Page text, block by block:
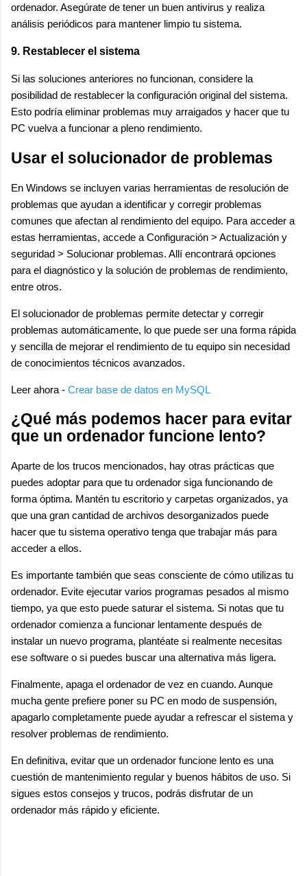
ordenador. Asegúrate de tener un buen antivirus y realiza
análisis periódicos para mantener limpio tu sistema.
9. Restablecer el sistema
Si las soluciones anteriores no funcionan, considere la
posibilidad de restablecer la configuración original del sistema.
Esto podría eliminar problemas muy arraigados y hacer que tu
PC vuelva a funcionar a pleno rendimiento.
Usar el solucionador de problemas
En Windows se incluyen varias herramientas de resolución de
problemas que ayudan a identificar y corregir problemas
comunes que afectan al rendimiento del equipo. Para acceder a
estas herramientas, accede a Configuración > Actualización y
seguridad > Solucionar problemas. Allí encontrará opciones
para el diagnóstico y la solución de problemas de rendimiento,
entre otros.
El solucionador de problemas permite detectar y corregir
problemas automáticamente, lo que puede ser una forma rápida
y sencilla de mejorar el rendimiento de tu equipo sin necesidad
de conocimientos técnicos avanzados.
Leer ahora - Crear base de datos en MySQL
¿Qué más podemos hacer para evitar
que un ordenador funcione lento?
Aparte de los trucos mencionados, hay otras prácticas que
puedes adoptar para que tu ordenador siga funcionando de
forma óptima. Mantén tu escritorio y carpetas organizados, ya
que una gran cantidad de archivos desorganizados puede
hacer que tu sistema operativo tenga que trabajar más para
acceder a ellos.
Es importante también que seas consciente de cómo utilizas tu
ordenador. Evite ejecutar varios programas pesados al mismo
tiempo, ya que esto puede saturar el sistema. Si notas que tu
ordenador comienza a funcionar lentamente después de
instalar un nuevo programa, plantéate si realmente necesitas
ese software o si puedes buscar una alternativa más ligera.
Finalmente, apaga el ordenador de vez en cuando. Aunque
mucha gente prefiere poner su PC en modo de suspensión,
apagarlo completamente puede ayudar a refrescar el sistema y
resolver problemas de rendimiento.
En definitiva, evitar que un ordenador funcione lento es una
cuestión de mantenimiento regular y buenos hábitos de uso. Si
sigues estos consejos y trucos, podrás disfrutar de un
ordenador más rápido y eficiente.